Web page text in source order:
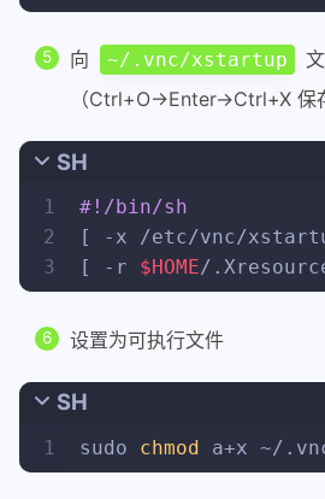
向 ~/.vnc/xstartup
（Ctrl+O->Enter->Ctrl+X 保
SH
1
2
3
#!/bin/sh
[ -x /etc/vnc/
[ -r $HOME/
设置为可执行文件
SH
1 sudo chmod a+x ~/